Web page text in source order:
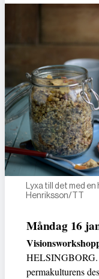
Lyxa till det med
Henriksson/TT
Måndag 16
HELSINGBORG.
permakulturens